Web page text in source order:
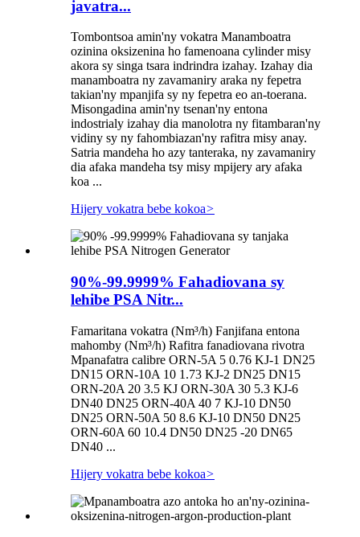
javatra...
Tombontsoa amin'ny vokatra Manamboatra
ozinina oksizenina ho famenoana cylinder misy
akora sy singa tsara indrindra izahay. Izahay dia
manamboatra ny zavamaniry araka ny fepetra
takian'ny mpanjifa sy ny fepetra eo an-toerana.
Misongadina amin'ny tsenan'ny entona
indostrialy izahay dia manolotra ny fitambaran'ny
vidiny sy ny fahombiazan'ny rafitra misy anay.
Satria mandeha ho azy tanteraka, ny zavamaniry
dia afaka mandeha tsy misy mpijery ary afaka
koa ...
Hijery vokatra bebe kokoa>
90%-99.9999% Fahadiovana sy
lehibe PSA Nitr...
Famaritana vokatra (Nm³/h) Fanjifana entona
mahomby (Nm³/h) Rafitra fanadiovana rivotra
Mpanafatra calibre ORN-5A 5 0.76 KJ-1 DN25
DN15 ORN-10A 10 1.73 KJ-2 DN25 DN15
ORN-20A 20 3.5 KJ ORN-30A 30 5.3 KJ-6
DN40 DN25 ORN-40A 40 7 KJ-10 DN50
DN25 ORN-50A 50 8.6 KJ-10 DN50 DN25
ORN-60A 60 10.4 DN50 DN25 -20 DN65
DN40 ...
Hijery vokatra bebe kokoa>